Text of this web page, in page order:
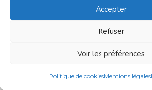
Accepter
Refuser
Voir les préférences
Politique de cookiesMentions légales
Contact Plan
Mis à jour le 6 Juillet 2026 à
Accès rapide
Tous les parcours Ipécom, du
Collège